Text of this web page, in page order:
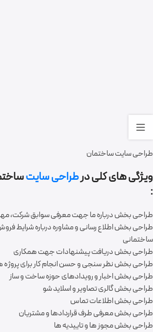
طراحی سایت ساختمان
ویژگی های کلی درطراحی سایت
:
طراحی بخش درباره ما جهت معرفی سوابق شرکت،
طراحی بخش اطلاع رسانی و مشاوره درباره شرایط
ساختمانی
طراحی بخش دریافت پیشنهادات جهت همکاری
طراحی بخش نظر سنجی و حسن انجام کار برای پروژه
طراحی بخش اخبار و رویدادهای حوزه ساخت و ساز
طراحی بخش گالری تصاویر و اسلاید شو
طراحی بخش اطلاعات تماس
طراحی بخش معرفی طرف قراردادها و مشتریان
طراحی بخش مجوز ها و تاییدیه ها